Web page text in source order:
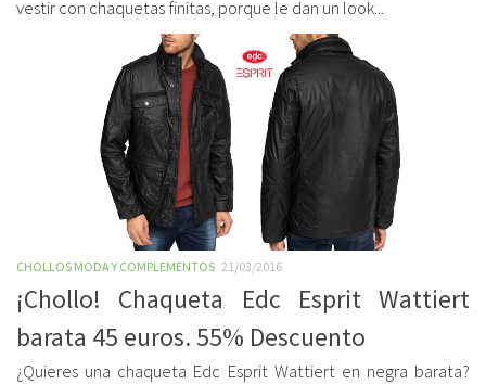
vestir con chaquetas finitas, porque le dan un look...
CHOLLOS MODA Y COMPLEMENTOS 21/03/2016
¡Chollo! Chaqueta Edc Esprit Wattiert
barata 45 euros. 55% Descuento
¿Quieres una chaqueta Edc Esprit Wattiert en negra barata?